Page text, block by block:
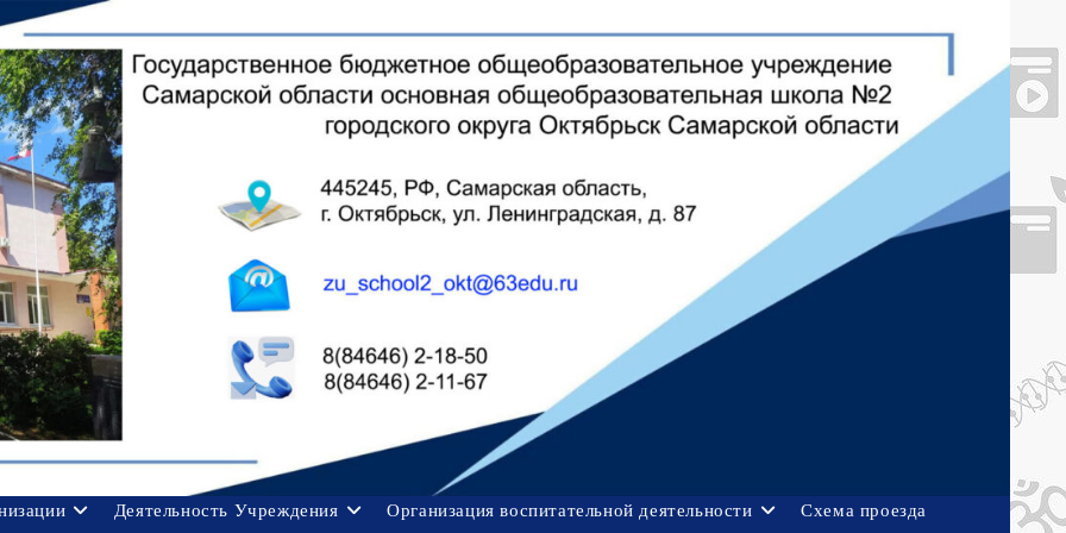
Деятельность Учреждения Организация воспитательной деятельности
Схема проезда